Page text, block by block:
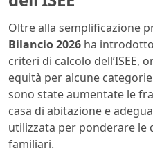
Oltre alla semplificazione
Bilancio 2026 ha
criteri di calcolo dell’ISEE,
equità per alcune
sono state aumentate le
casa di abitazione e
utilizzata per ponderare le
familiari.